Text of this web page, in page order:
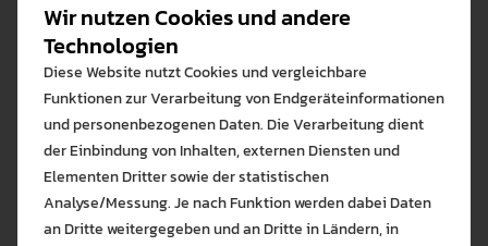
Freitag, 24.4., 9.30 Uhr, online
Donnerstag, 7.5., 17.45 Uhr, in Präsenz (F
3.15)
Freitag, 22.5., 9.30 Uhr, online
Donnerstag, 11.6., 17.45 Uhr, in Präsenz (F 3.15)
Freitag, 19.6., 9.30 Uhr, online
Freitag, 3.7., 9.30 Uhr, online
Donnerstag, 9.7., 17.45 Uhr, in Präsenz (F
3.15)
(Spät-) Mittelalter und Frühe Neuzeit.
Ein besonderer Fokus liegt auf der
Geschichte der Region Oberschwaben.
Studium der Geschichte, Germanistik
und lateinischen Philologie in Augsburg,
Würzburg und München
Stand: 20.02.2024
Wir nutzen Cookies und andere
Technologien
Diese Website nutzt Cookies und vergleichbare
Funktionen zur Verarbeitung von Endgeräteinformationen
und personenbezogenen Daten. Die Verarbeitung dient
der Einbindung von Inhalten, externen Diensten und
Elementen Dritter sowie der statistischen
Analyse/Messung. Je nach Funktion werden dabei Daten
an Dritte weitergegeben und an Dritte in Ländern, in